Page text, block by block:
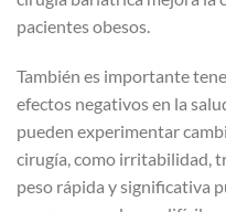
pacientes obesos.
También es importante
efectos negativos en la
pueden experimentar
cirugía, como irritabilidad,
peso rápida y significativa